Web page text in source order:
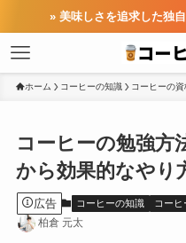
» 美味しさを追求した独
ホーム コーヒーの知識 コーヒーの
コーヒーの勉強方
から効果的なやり
広告 コーヒーの知識 コー
柏倉 元太